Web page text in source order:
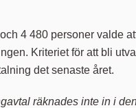
4 480 personer valde
Kriteriet för att bli
det senaste året.
räknades inte in i